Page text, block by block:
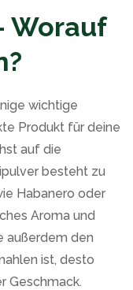
Worauf
wichtige
Produkt für deine
auf die
besteht zu
Habanero oder
Aroma und
außerdem den
ist, desto
Geschmack.